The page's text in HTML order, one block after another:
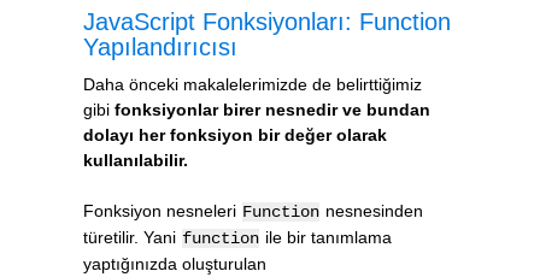
JavaScript Fonksiyonları: Function
Yapılandırıcısı
Daha önceki makalelerimizde de belirttiğimiz
gibi fonksiyonlar birer nesnedir ve bundan
dolayı her fonksiyon bir değer olarak
kullanılabilir.
Fonksiyon nesneleri Function nesnesinden
türetilir. Yani function ile bir tanımlama
yaptığınızda oluşturulan